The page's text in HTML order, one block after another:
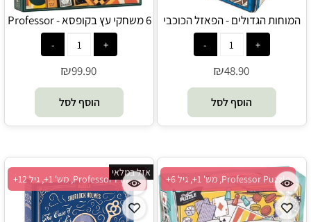
המוחות הגדולים - הפאזל הכוכבי
של קפלר - Professor Puzzle
₪48.90
הוסף לסל
6 משחקי עץ בקופסא - Professor
Puzzle
₪99.90
הוסף לסל
Professor Puzzle, מש' 1+, גיל 6+ Professor Puzzle, מש' 1+, גיל 12+
אזל במלאי